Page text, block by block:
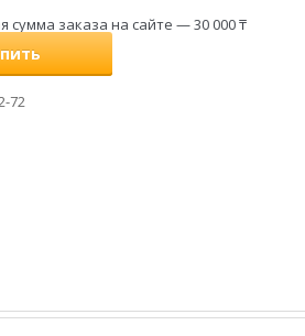
сумма заказа на сайте — 30 000 ₸
72